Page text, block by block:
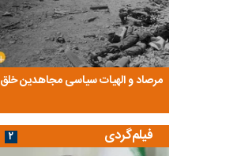
مرصاد و الهیات سیاسی مجاهدین خلق
فیلم‌گردی ۲